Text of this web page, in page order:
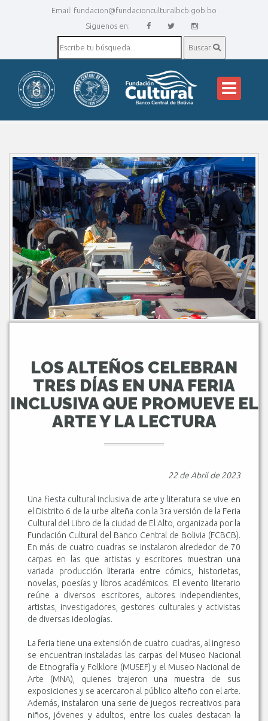
Email: fundacion@fundacionculturalbcb.gob.bo
Siguenos en:
Buscar
LOS ALTEÑOS CELEBRAN
TRES DÍAS EN UNA FERIA
INCLUSIVA QUE PROMUEVE EL
ARTE Y LA LECTURA
22 de Abril de 2023
Una fiesta cultural inclusiva de arte y literatura se vive en
el Distrito 6 de la urbe alteña con la 3ra versión de la Feria
Cultural del Libro de la ciudad de El Alto, organizada por la
Fundación Cultural del Banco Central de Bolivia (FCBCB).
En más de cuatro cuadras se instalaron alrededor de 70
carpas en las que artistas y escritores muestran una
variada producción literaria entre cómics, historietas,
novelas, poesías y libros académicos. El evento literario
reúne a diversos escritores, autores independientes,
artistas, investigadores, gestores culturales y activistas
de diversas ideologías.
La feria tiene una extensión de cuatro cuadras, al ingreso
se encuentran instaladas las carpas del Museo Nacional
de Etnografía y Folklore (MUSEF) y el Museo Nacional de
Arte (MNA), quienes trajeron una muestra de sus
exposiciones y se acercaron al público alteño con el arte.
Además, instalaron una serie de juegos recreativos para
niños, jóvenes y adultos, entre los cuales destacan la